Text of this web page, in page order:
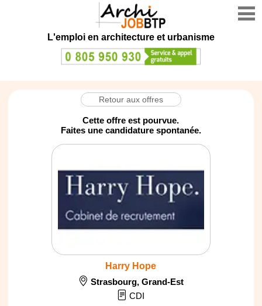
L'emploi en architecture et urbanisme
Retour aux offres
Cette offre est pourvue.
Faites une candidature spontanée.
Harry Hope
Strasbourg, Grand-Est
CDI